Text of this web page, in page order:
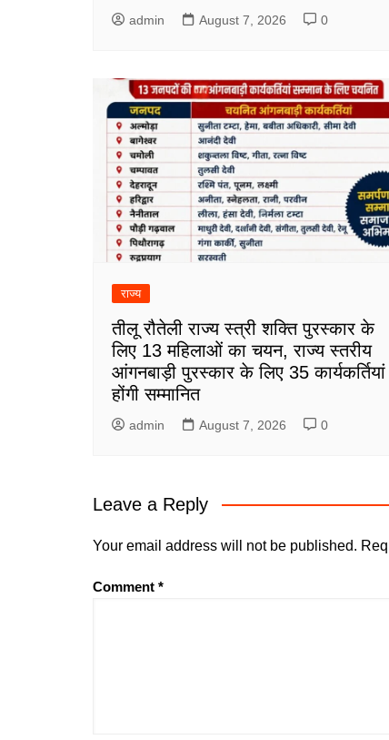
admin August 7, 2026 0
राज्य
तीलू रौतेली राज्य स्त्री शक्ति पुरस्कार के
लिए 13 महिलाओं का चयन, राज्य स्तरीय
आंगनबाड़ी पुरस्कार के लिए 35 कार्यकर्तियां
होंगी सम्मानित
admin August 7, 2026 0
Leave a Reply
Your email address will not be published.
Comment *